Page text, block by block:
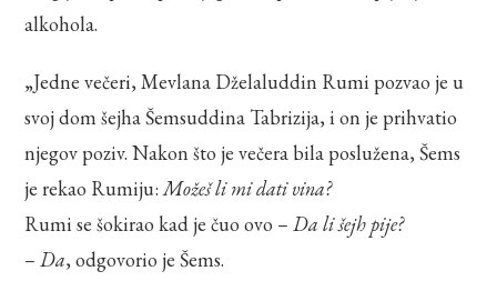
alkohola.
„Jedne večeri, Mevlana Dželaluddin Rumi pozvao je u
svoj dom šejha Šemsuddina Tabrizija, i on je prihvatio
njegov poziv. Nakon što je večera bila poslužena, Šems
je rekao Rumiju:Možeš li mi dati vina?
Rumi se šokirao kad je čuo ovo –Da li šejh pije?
–Da, odgovorio je Šems.